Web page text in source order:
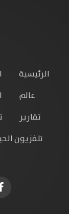
الرئيسية
عالم
تقارير
تلفزيون